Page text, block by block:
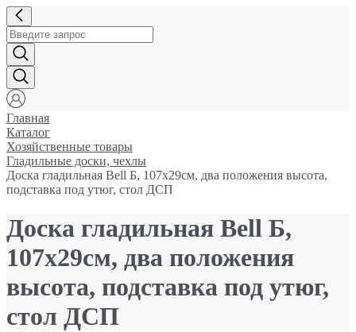
Главная
Каталог
Хозяйственные товары
Гладильные доски, чехлы
Доска гладильная Bell Б, 107x29см, два положения высота,
подставка под утюг, стол ДСП
Доска гладильная Bell Б,
107x29см, два положения
высота, подставка под утюг,
стол ДСП